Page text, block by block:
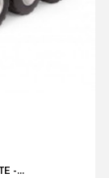
-...